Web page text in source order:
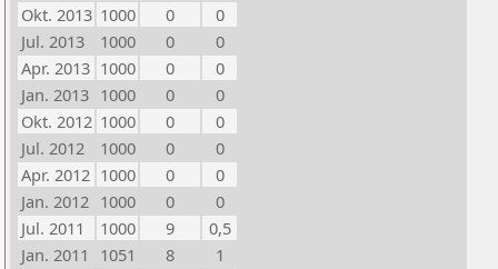
Okt. 2013 1000 0
0
Jul. 2013
1000 0
0
Apr. 2013 1000 0
0
Jan. 2013 1000 0
0
Okt. 2012 1000 0
0
Jul. 2012
1000 0
0
Apr. 2012 1000 0
0
Jan. 2012 1000 0
0
Jul. 2011
1000 9
0,5
Jan. 2011
1051 8
1